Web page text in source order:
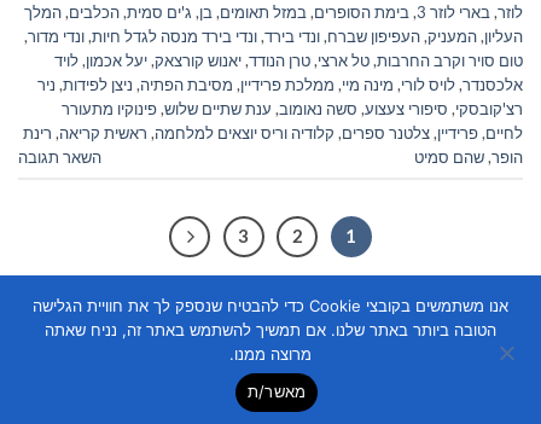
לוזר, בארי לוזר 3 , בימת הסופרים, במזל תאומים, בן, ג'ים סמית,הכלבים,המלך
העליון,המעניק,העפיפון שברח,ונדי בירד,ונדי בירד מנסה לגדל חיות,ונדי מדור,
טום סויר וקרב החרבות,טל ארצי,טרן הנודד,יאנוש קורצאק,יעל אכמון,לויד
אלכסנדר,לויס לורי, מינה מיי, ממלכת פרידיין, מסיבת הפתיה, ניצן לפידות, ניר
רצ'קובסקי, סיפורי צעצוע, סשה נאומוב, ענת שתיים שלוש,פינוקיו מתעורר
לחיים,פרידיין,צלטנר ספרים, קלודיה וריס יוצאים למלחמה, ראשית קריאה, רינת
הופר,שהם סמיט השאר תגובה
1
2
3
Copyright 2026 ©Flatsome Theme
אנו משתמשים בקובצי Cookie כדי להבטיח שנספק לך את חוויית הגלישה
הטובה ביותר באתר שלנו. אם תמשיך להשתמש באתר זה, נניח שאתה
מרוצה ממנו.
מאשר/ת